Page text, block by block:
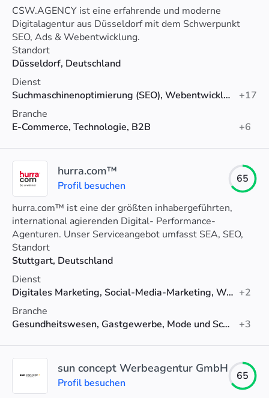
CSW.AGENCY ist eine erfahrende und moderne
Digitalagentur aus Düsseldorf mit dem Schwerpunkt
SEO, Ads & Webentwicklung.
Standort
Düsseldorf, Deutschland
Dienst
Suchmaschinenoptimierung (SEO), Webentwicklung, Lokales SEO
+17
Branche
E-Commerce, Technologie, B2B
+6
hurra.com™
Profil besuchen
65
hurra.com™ ist eine der größten inhabergeführten,
international agierenden Digital- Performance-
Agenturen. Unser Serviceangebot umfasst SEA, SEO,
Display und SMA bis hin zu Bewegtbild.
Standort
Stuttgart, Deutschland
Dienst
Digitales Marketing, Social-Media-Marketing, Werbung +2
Branche
Gesundheitswesen, Gastgewerbe, Mode und Schönheit
+3
sun concept Werbeagentur GmbH
Profil besuchen
65